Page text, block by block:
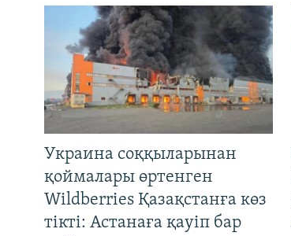
Украина соққыларынан
қоймалары өртенген
Wildberries Қазақстанға көз
тікті: Астанаға қауіп бар